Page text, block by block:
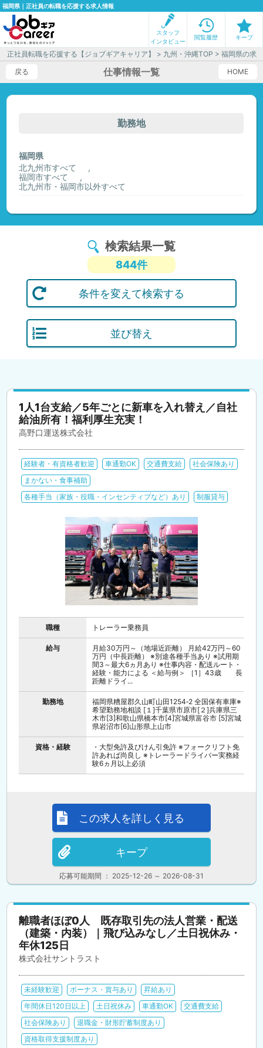
福岡県｜正社員の転職を応援する求人情報
スタッフ
インタビュー
閲覧履歴 キープ
正社員転職を応援する【ジョブギアキャリア】 > 九州・沖縄TOP > 福岡県の求
戻る
HOME
仕事情報一覧
勤務地
福岡県
北九州市すべて
福岡市すべて
北九州市・福岡市以外すべて
検索結果一覧
844件
条件を変えて検索する
並び替え
1人1台支給／5年ごとに新車を入れ替え／自社
給油所有！福利厚生充実！
高野口運送株式会社
経験者・有資格者歓迎 車通勤OK 交通費支給
社会保険あり
まかない・食事補助
各種手当（家族・役職・インセンティブなど）あり
制服貸与
職種 トレーラー乗務員
給与
月給30万円～（地場近距離） 月給42万円～60
万円（中長距離） ※別途各種手当あり ※試用期
間3～最大6ヵ月あり ※仕事内容・配送ルート・
経験・能力による ＜給与例＞ ［1］43歳 長
距離ドライ...
勤務地
福岡県糟屋郡久山町山田1254‐2 全国保有車庫※
希望勤務地相談 [１]千葉県市原市[２]兵庫県三
木市[3]和歌山県橋本市[4]宮城県富谷市 [5]宮城
県岩沼市[6]山形県上山市
資格・経験
・大型免許及びけん引免許 ※フォークリフト免
許あれば尚良し ※トレーラードライバー実務経
験6ヵ月以上必須
応募可能期間 ： 2025-12-26 ～ 2026-08-31
この求人を詳しく見る
キープ
離職者ほぼ0人 既存取引先の法人営業・配送
（建築・内装）｜飛び込みなし／土日祝休み・
年休125日
株式会社サントラスト
未経験歓迎 ボーナス・賞与あり
昇給あり
年間休日120日以上
土日祝休み 車通勤OK
交通費支給
社会保険あり
退職金・財形貯蓄制度あり
資格取得支援制度あり